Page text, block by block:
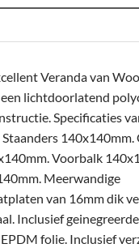
Veranda van
lichtdoorlatend
Specificaties
140x140mm.
Voorbalk
Meerwandige
van 16mm dik
Inclusief
folie. Inclusief